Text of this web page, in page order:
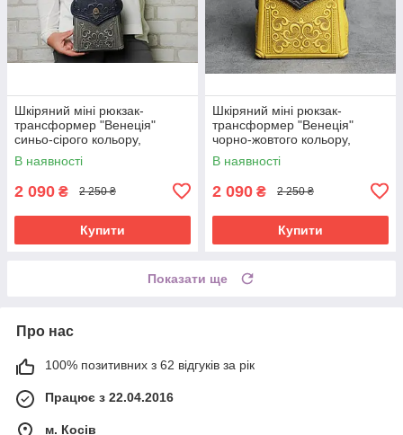
Шкіряний міні рюкзак-
трансформер "Венеція"
синьо-сірого кольору,
17х19х7 см
В наявності
2 090 ₴ 2 250 ₴
Купити
Шкіряний міні рюкзак-
трансформер "Венеція"
чорно-жовтого кольору,
17х19х7 см
В наявності
2 090 ₴ 2 250 ₴
Купити
Показати ще
Про нас
100% позитивних з 62 відгуків за рік
Працює з 22.04.2016
м. Косів